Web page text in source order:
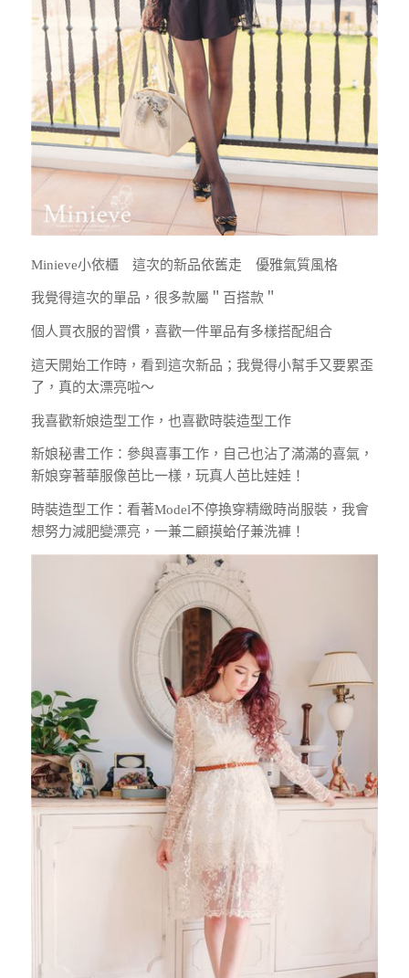
Minieve小依櫃 這次的新品依舊走 優雅氣質風格
我覺得這次的單品，很多款屬＂百搭款＂
個人買衣服的習慣，喜歡一件單品有多樣搭配組合
這天開始工作時，看到這次新品；我覺得小幫手又要累歪
了，真的太漂亮啦～
我喜歡新娘造型工作，也喜歡時裝造型工作
新娘秘書工作：參與喜事工作，自己也沾了滿滿的喜氣，
新娘穿著華服像芭比一樣，玩真人芭比娃娃！
時裝造型工作：看著Model不停換穿精緻時尚服裝，我會
想努力減肥變漂亮，一兼二顧摸蛤仔兼洗褲！